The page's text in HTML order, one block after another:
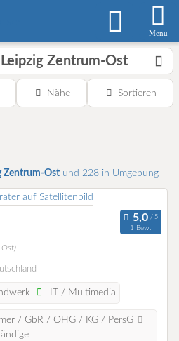
Menu
Zentrum-Ost
Nähe Sortieren
Zentrum-Ostund 228 in Umgebung
1 Bew.
Ost)
IT / Multimedia
/ GbR / OHG / KG / PersG